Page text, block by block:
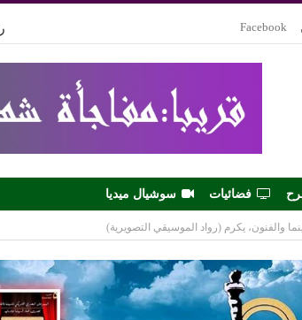
Facebook
فضائيات سوشيال ميديا
والفنون، يكرم (رواد الموسيقي التصويرية)